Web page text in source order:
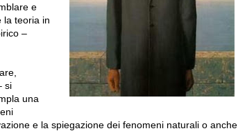
e
la teoria in
–
si
una
e la spiegazione dei fenomeni naturali o anche